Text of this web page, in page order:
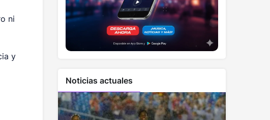
ni
y
Noticias actuales